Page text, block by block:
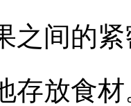
之间的
存放食